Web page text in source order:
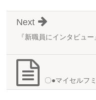
『新職員にインタビュ
Next
〇●マイセルフ